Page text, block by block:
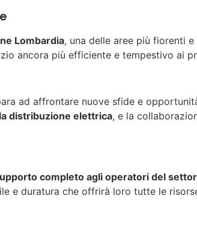
Lombardia, una delle aree più fiorenti
ancora più efficiente e tempestivo ai
ad affrontare nuove sfide e
distribuzione elettrica, e la
completo agli operatori del
e duratura che offrirà loro tutte le